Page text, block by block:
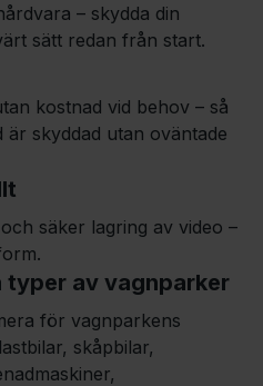
– skydda din
sätt redan från start.
kostnad vid behov – så
är skyddad utan oväntade
säker lagring av video –
typer av vagnparker
för vagnparkens
skåpbilar,